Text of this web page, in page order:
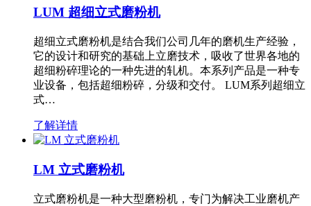
LUM 超细立式磨粉机
超细立式磨粉机是结合我们公司几年的磨机生产经验，
它的设计和研究的基础上立磨技术，吸收了世界各地的
超细粉碎理论的一种先进的轧机。本系列产品是一种专
业设备，包括超细粉碎，分级和交付。 LUM系列超细立
式…
了解详情
LM 立式磨粉机
立式磨粉机是一种大型磨粉机，专门为解决工业磨机产